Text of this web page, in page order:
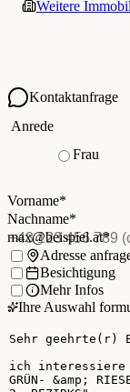
Weitere
Kontaktanfrage
Ihre Kontaktdaten
Anrede
Frau
Vorname*
Nachname
Nachname*
E-Mail*(Pflichtfeld)
max@beispiel.at*
Telefon(optional)
Ich möchte:
Adresse
Besichtigung
Mehr Infos
Ihre Auswahl
Ihre Nachricht